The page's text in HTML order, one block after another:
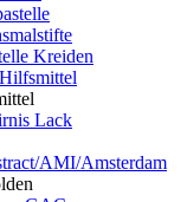
Kreiden
Lack
AMI/Amsterdam